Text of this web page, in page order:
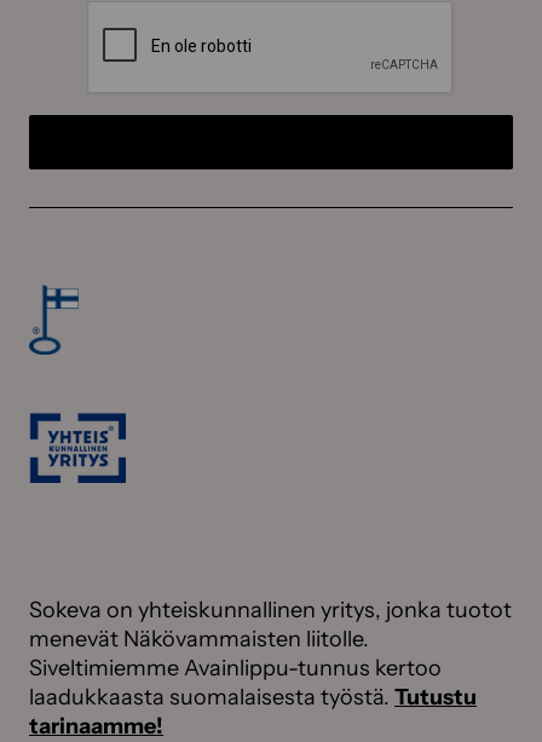
Sokeva on yhteiskunnallinen yritys, jonka tuotot
menevät Näkövammaisten liitolle.
Siveltimiemme Avainlippu-tunnus kertoo
laadukkaasta suomalaisesta työstä. Tutustu
tarinaamme!